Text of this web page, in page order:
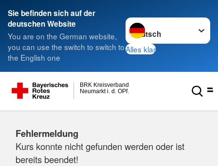
Sie befinden sich auf der
deutschen Website
You are on the German website,
you can use the switch to switch to
the English one
Sprache wechseln zu
Alles klar
Neumarkt i. d. OPf.
BRK Kreisverband
Fehlermeldung
Kurs konnte nicht gefunden werden oder ist
bereits beendet!